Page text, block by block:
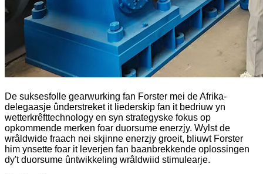
De suksesfolle gearwurking fan Forster mei de Afrika-
delegaasje ûnderstreket it liederskip fan it bedriuw yn
wetterkrêfttechnology en syn strategyske fokus op
opkommende merken foar duorsume enerzjy. Wylst de
wrâldwide fraach nei skjinne enerzjy groeit, bliuwt Forster
him ynsette foar it leverjen fan baanbrekkende oplossingen
dy't duorsume ûntwikkeling wrâldwiid stimulearje.